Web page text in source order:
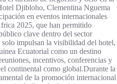
Djibloho, Clementina Nguema
en eventos internacionales
2025, que han permitido
clave dentro del sector
impulsan la visibilidad del hotel,
Ecuatorial como un destino
incentivos, conferencias y
continental como global.Durante la
de la promoción internacional